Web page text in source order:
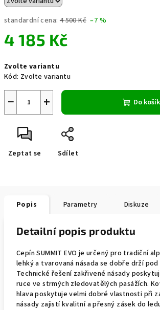
standardní cena: 4 500 Kč –7 %
4 185 Kč
cena:
Zvolte variantu
Kód: Zvolte variantu
+
− Do
Zeptat se Sdílet
Popis Parametry Diskuze
Detailní popis produktu
Cepín SUMMIT EVO je určený pro tradiční
lehký a tvarovaná násada se dobře drží pod
Technické řešení zakřivené násady
ruce ve strmých zledovatělých pasážích.
hlava poskytuje velmi dobré vlastnosti při
násady zajistí kvalitní a přesný zásek do